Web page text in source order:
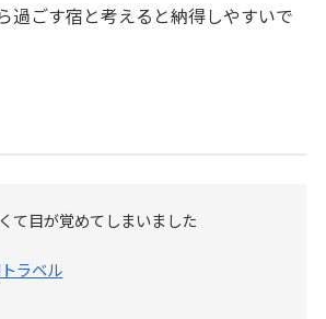
過ごす宿と考えると納得しやすいで
て目が覚めてしまいました
ラベル